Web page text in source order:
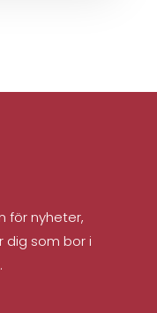
för nyheter,
dig som bor i